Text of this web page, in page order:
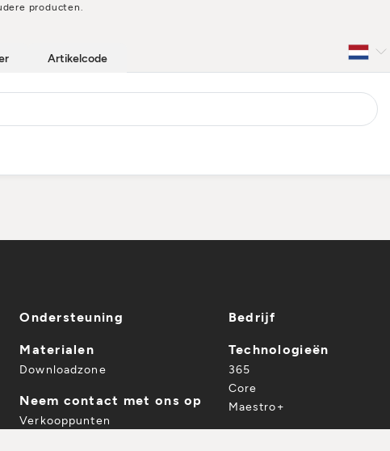
producten.
Artikelcode
Ondersteuning
Materialen
Downloadzone
Neem contact met ons op
Verkooppunten
Bedrijf
Technologieën
365
Core
Maestro+